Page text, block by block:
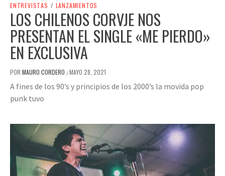
ENTREVISTAS / LANZAMIENTOS
LOS CHILENOS CORVJE NOS
PRESENTAN EL SINGLE «ME PIERDO»
EN EXCLUSIVA
POR MAURO CORDERO /MAYO 28, 2021
A fines de los 90’s y principios de los 2000’s la movida pop
punk tuvo